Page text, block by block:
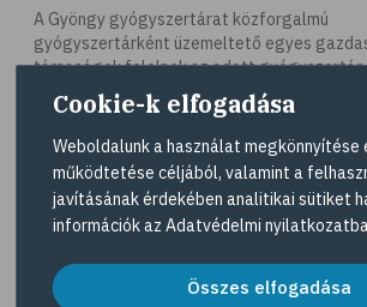
# immunrendszer
# antioxidáns
# nyomelem
# C-vitamin
# testmozgás
A Gyöngy gyógyszertárat közforgalmú
gyógyszertárként üzemeltető egyes
társaságok felelnek az adott gyógyszertár
működésért. A Gyöngy gyógyszertárak
elérhetőségeit a Gyógyszertár kereső
tekintheti meg.
Navigáció
Dermokozmetikumok
Cookie-k elfogadása
Weboldalunk a használat megkönnyítése
működtetése céljából, valamint a
javításának érdekében analitikai sütiket
információk az Adatvédelmi
Összes elfogadása